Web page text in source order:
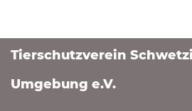
Tierschutzverein
Umgebung e.V.